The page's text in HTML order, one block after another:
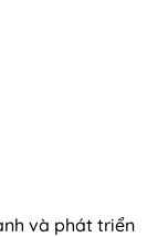
và phát triển